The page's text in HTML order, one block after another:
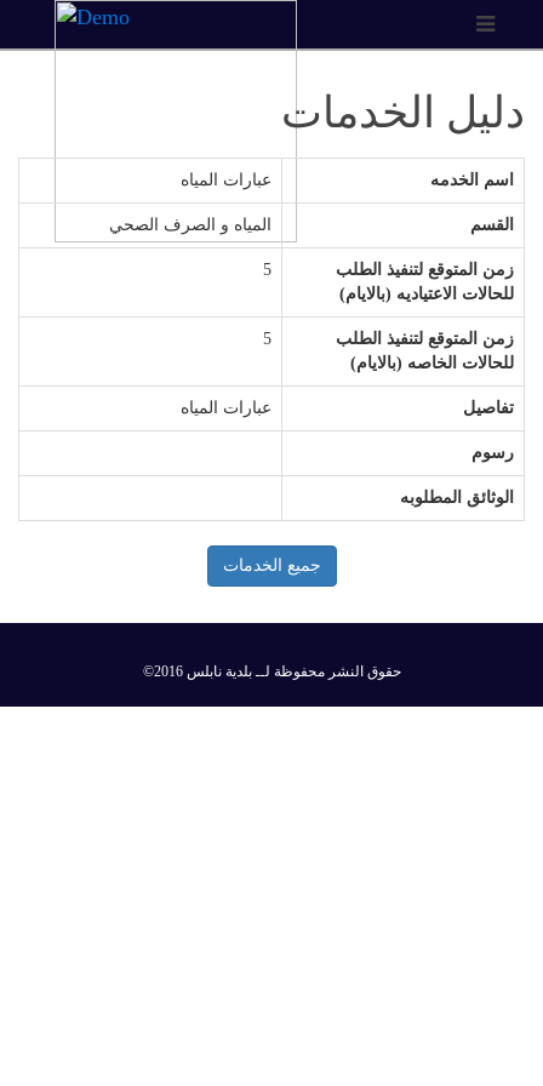
دليل الخدمات
اسم الخدمه عبارات المياه
القسم المياه و الصرف الصحي
زمن المتوقع لتنفيذ الطلب
للحالات الاعتياديه (بالايام)
5
زمن المتوقع لتنفيذ الطلب
للحالات الخاصه (بالايام)
5
تفاصيل عبارات المياه
رسوم
الوثائق المطلوبه
جميع الخدمات
©2016 حقوق النشر محفوظة لــ بلدية نابلس